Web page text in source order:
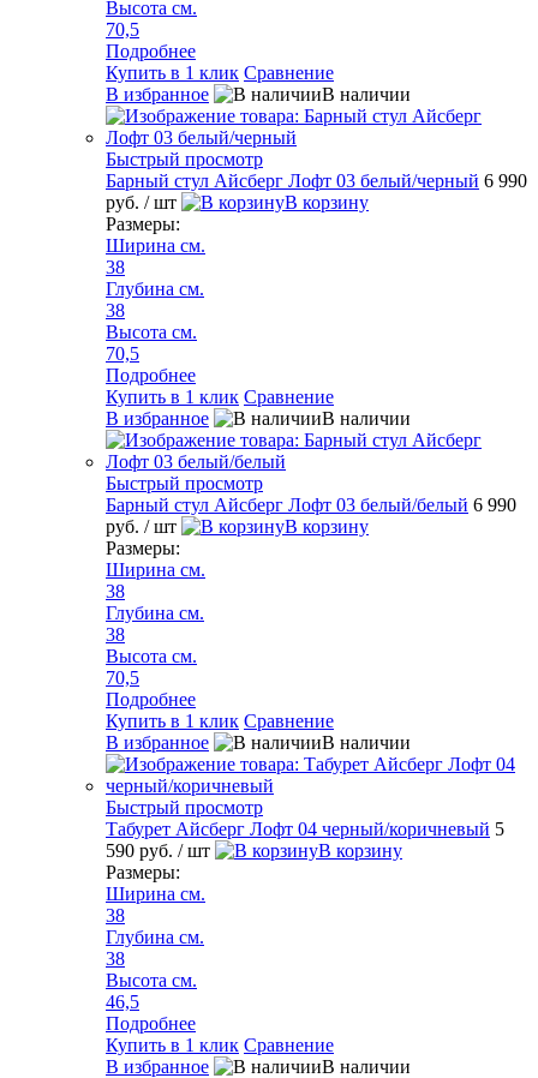
Высота см.
70,5
Подробнее
Купить в 1 клик Сравнение
В избранное
В наличии
Быстрый просмотр
Барный стул Айсберг Лофт 03 белый/черный 6 990
руб. / шт
В корзину
Размеры:
Ширина см.
38
Глубина см.
38
Высота см.
70,5
Подробнее
Купить в 1 клик Сравнение
В избранное
В наличии
Быстрый просмотр
Барный стул Айсберг Лофт 03 белый/белый 6 990
руб. / шт
В корзину
Размеры:
Ширина см.
38
Глубина см.
38
Высота см.
70,5
Подробнее
Купить в 1 клик Сравнение
В избранное
В наличии
Быстрый просмотр
Табурет Айсберг Лофт 04 черный/коричневый 5
590 руб. / шт
В корзину
Размеры:
Ширина см.
38
Глубина см.
38
Высота см.
46,5
Подробнее
Купить в 1 клик Сравнение
В избранное
В наличии